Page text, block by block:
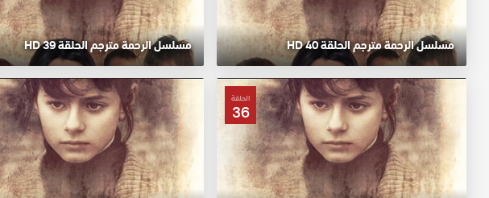
مسلسل الرحمة مترجم الحلقة 40 HD مسلسل الرحمة مترجم الحلقة 39 HD
الحلقة
36